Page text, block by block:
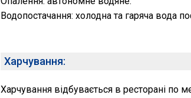
Водопостачання: холодна та гаряча вода
Харчування:
Харчування відбувається в ресторані по